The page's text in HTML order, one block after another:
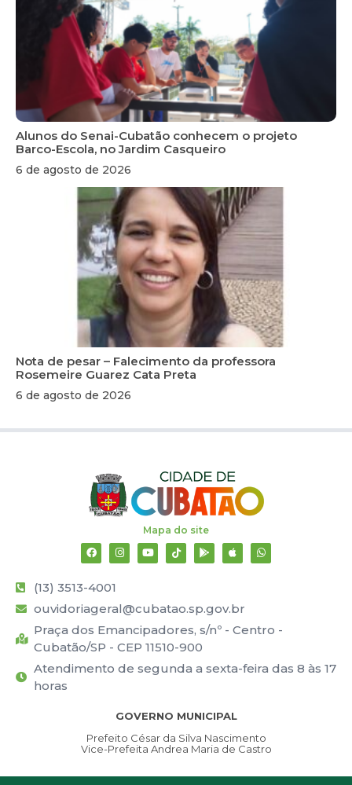
Alunos do Senai-Cubatão conhecem o projeto
Barco-Escola, no Jardim Casqueiro
6 de agosto de 2026
Nota de pesar – Falecimento da professora
Rosemeire Guarez Cata Preta
6 de agosto de 2026
Mapa do site
(13) 3513-4001
ouvidoriageral@cubatao.sp.gov.br
Praça dos Emancipadores, s/nº - Centro -
Cubatão/SP - CEP 11510-900
Atendimento de segunda a sexta-feira das 8 às 17
horas
GOVERNO MUNICIPAL
Prefeito César da Silva Nascimento
Vice-Prefeita Andrea Maria de Castro